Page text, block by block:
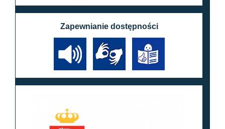
Zapewnianie dostępności